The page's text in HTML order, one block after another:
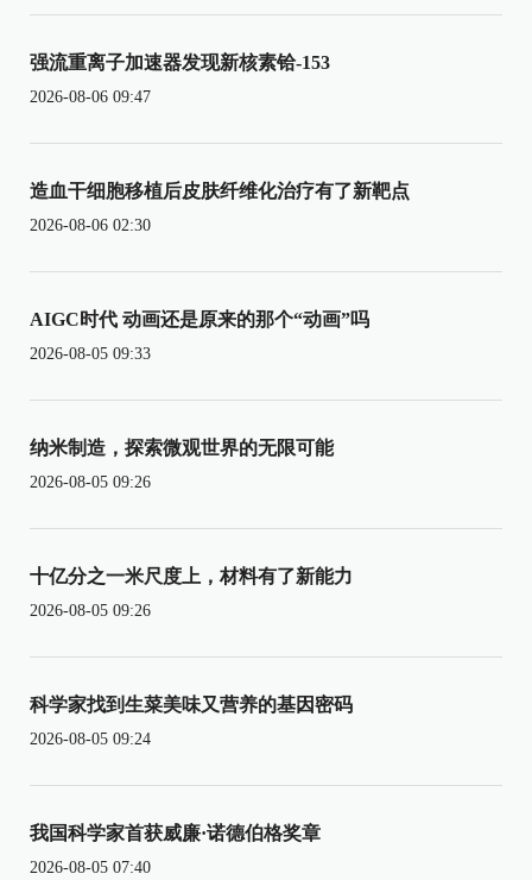
强流重离子加速器发现新核素铪-153
2026-08-06 09:47
造血干细胞移植后皮肤纤维化治疗有了新靶点
2026-08-06 02:30
AIGC时代 动画还是原来的那个“动画”吗
2026-08-05 09:33
纳米制造，探索微观世界的无限可能
2026-08-05 09:26
十亿分之一米尺度上，材料有了新能力
2026-08-05 09:26
科学家找到生菜美味又营养的基因密码
2026-08-05 09:24
我国科学家首获威廉·诺德伯格奖章
2026-08-05 07:40